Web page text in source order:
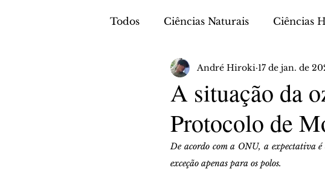
Todos Ciências Naturais Ciências
Biologia Química
A situação da
Protocolo de
André Hiroki 17 de jan. de
De acordo com a ONU, a expectativa
exceção apenas para os polos.